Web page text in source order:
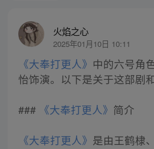
火焰之心
2025年01月10日 10:11
《大奉打更人》 中的六号角
怡饰演。以下是关于这部剧
### 《大奉打更人》 简介
《大奉打更人》 是由王鹤棣